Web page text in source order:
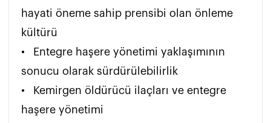
hayati öneme sahip prensibi olan önleme
kültürü
•	Entegre haşere yönetimi yaklaşımının
sonucu olarak sürdürülebilirlik
•	Kemirgen öldürücü ilaçları ve entegre
haşere yönetimi